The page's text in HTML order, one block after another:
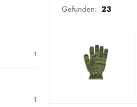
Gefunden: 23
1
1